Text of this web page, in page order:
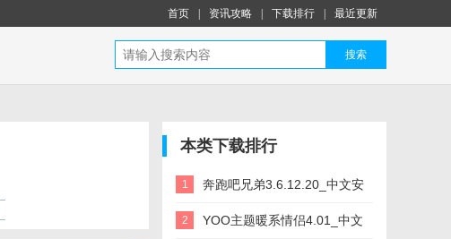
首页 资讯攻略 下载排行 最近更新
搜索
本类下载排行
1 奔跑吧兄弟3.6.12.20_中文安
卓app手机软件下载
2 YOO主题暖系情侣4.01_中文